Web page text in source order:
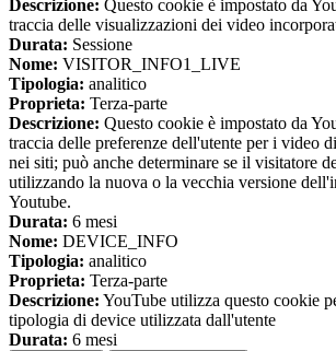
Descrizione: Questo cookie è impostato da
traccia delle visualizzazioni dei video
Durata: Sessione
Nome: VISITOR_INFO1_LIVE
Tipologia: analitico
Proprieta: Terza-parte
Descrizione: Questo cookie è impostato da
traccia delle preferenze dell'utente per i video
nei siti; può anche determinare se il visitatore
utilizzando la nuova o la vecchia versione
Youtube.
Durata: 6 mesi
Nome: DEVICE_INFO
Tipologia: analitico
Proprieta: Terza-parte
Descrizione: YouTube utilizza questo cookie
tipologia di device utilizzata dall'utente
Durata: 6 mesi